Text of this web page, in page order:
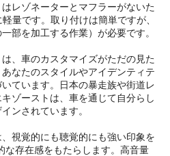
レゾネーターとマフラーがないた
量です。取り付けは簡単ですが、
部を加工する作業）が必要です。
、車のカスタマイズがただの見た
なたのスタイルやアイデンティテ
ています。日本の暴走族や街道レ
ゾーストは、車を通じて自分らし
ンされています。
視覚的にも聴覚的にも強い印象を
な存在感をもたらします。高音量